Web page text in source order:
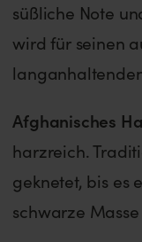
süßliche Note
wird für seinen
Afghanisches
harzreich.
geknetet, bis es
schwarze